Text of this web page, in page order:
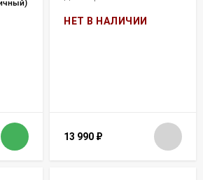
НЕТ В НАЛИЧИИ
13 990 ₽